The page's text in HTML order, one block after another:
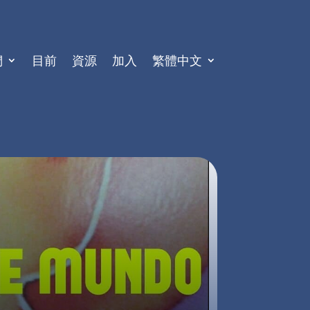
目前 資源 加入 繁體中文